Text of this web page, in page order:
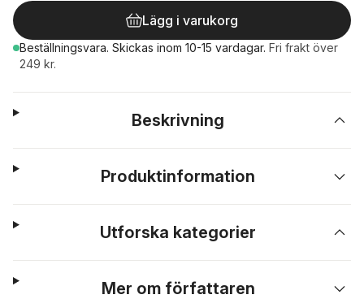
Lägg i varukorg
Beställningsvara. Skickas inom 10-15 vardagar. Fri frakt över
249 kr.
Beskrivning
Produktinformation
Utforska kategorier
Mer om författaren